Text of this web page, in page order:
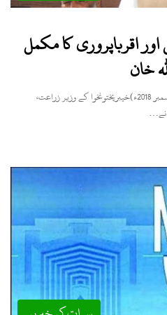
اقرباپروری کا مکمل
خان
سوات (زما سوات ڈاٹ کام ، تازہ ترین۔ 17 دسمبر 2018ء)خیبرپختونخوا کے وزیر زراعت،
نے…